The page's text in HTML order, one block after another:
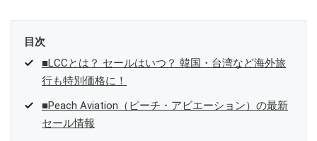
目次
■LCCとは？ セールはいつ？ 韓国・台湾など海外旅
行も特別価格に！
■Peach Aviation（ピーチ・アビエーション）の最新
セール情報